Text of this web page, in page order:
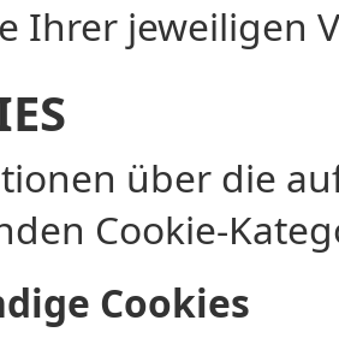
Ihrer jeweiligen
über die
Cookie-
Cookies